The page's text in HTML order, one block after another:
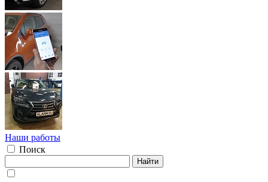
Наши работы
Поиск
Найти